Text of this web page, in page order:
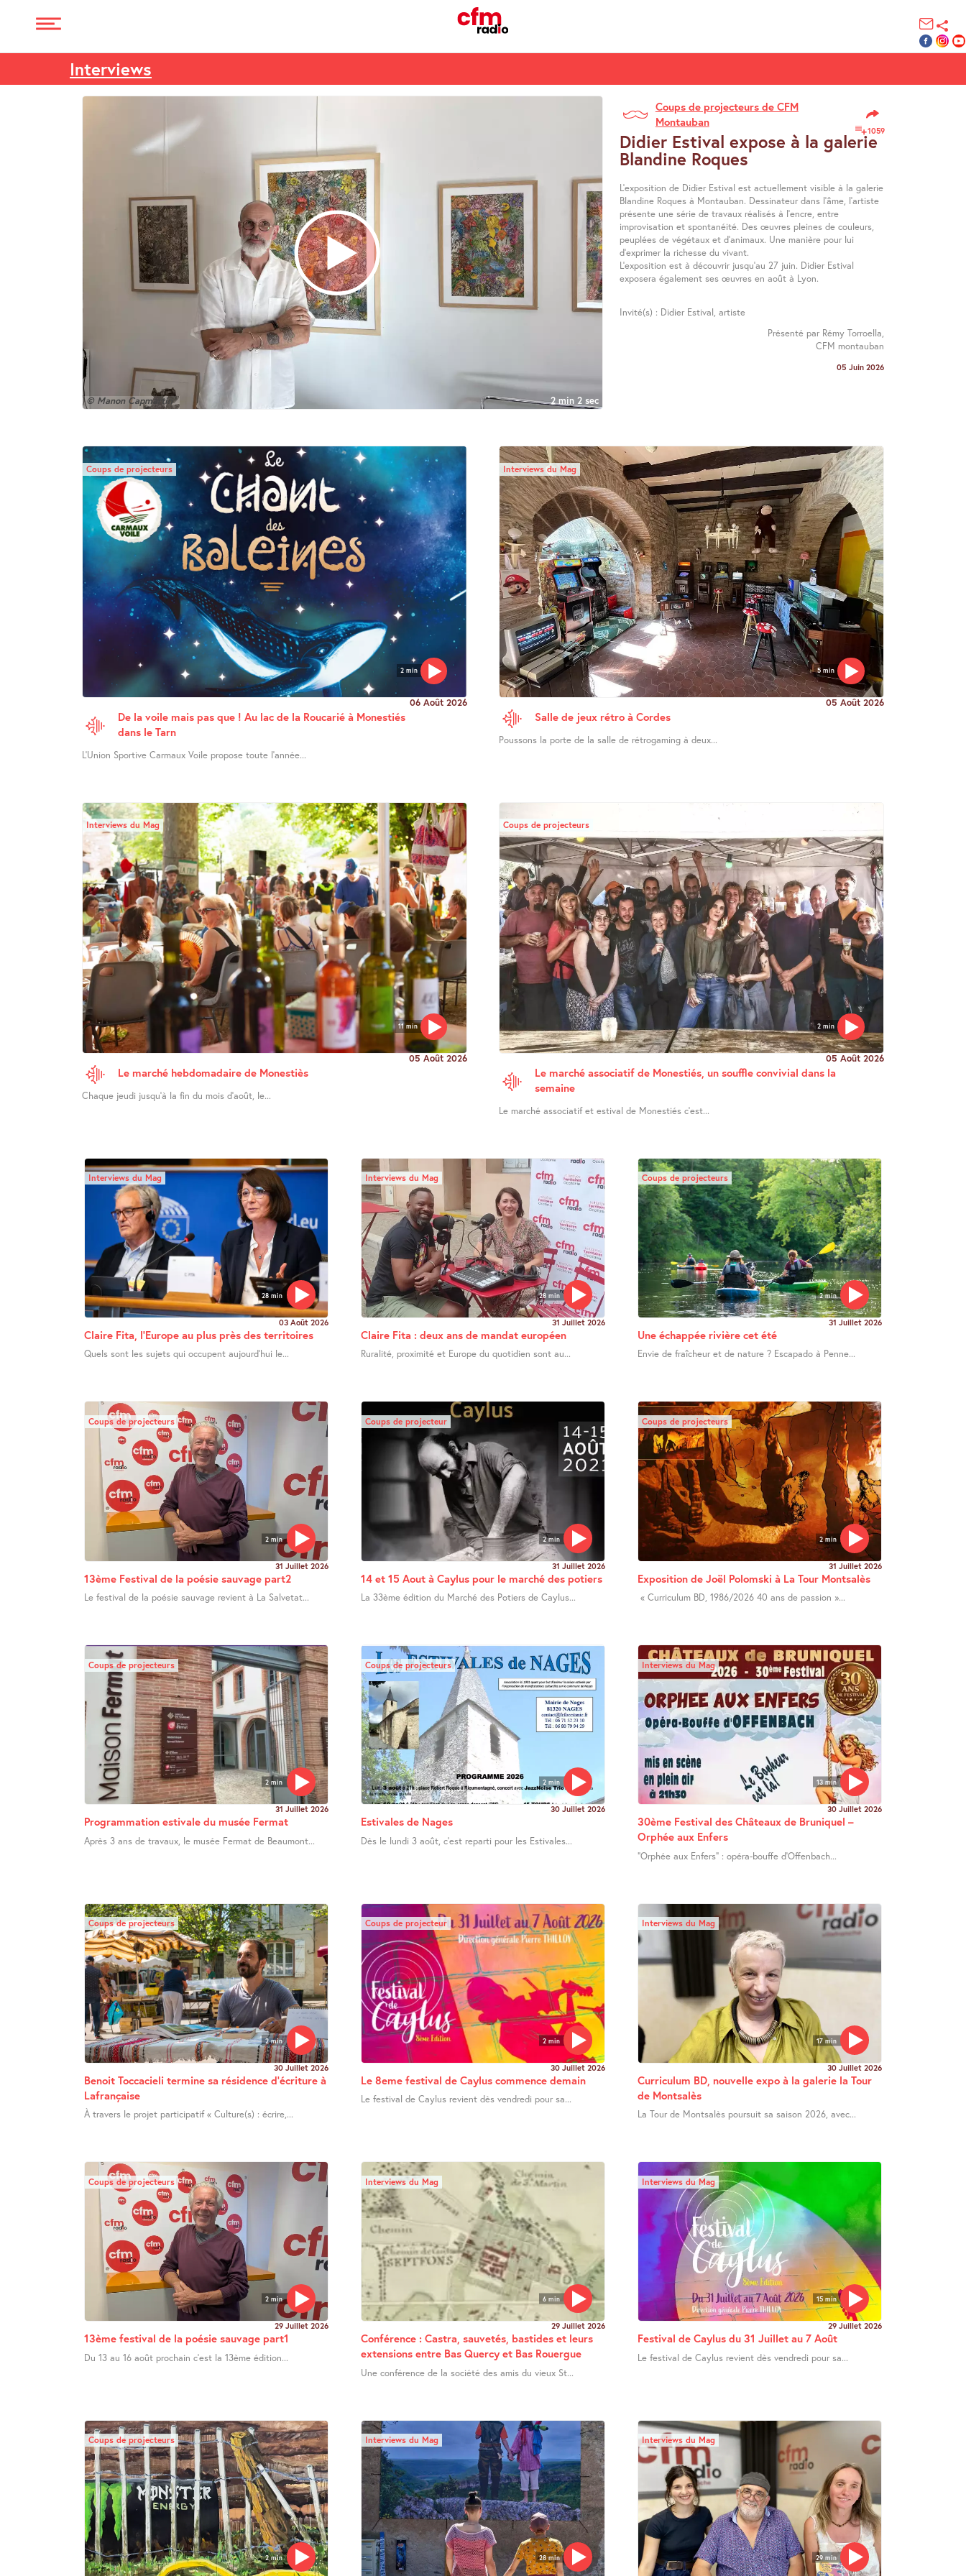
Interviews
© Manon Capmartin 2 min 2 sec
Coups de projecteurs de CFM
Montauban
1059
Didier Estival expose à la galerie
Blandine Roques
L’exposition de Didier Estival est actuellement visible à la galerie
Blandine Roques à Montauban. Dessinateur dans l’âme, l’artiste
présente une série de travaux réalisés à l’encre, entre
improvisation et spontanéité. Des œuvres pleines de couleurs,
peuplées de végétaux et d’animaux. Une manière pour lui
d’exprimer la richesse du vivant.
L’exposition est à découvrir jusqu’au 27 juin. Didier Estival
exposera également ses œuvres en août à Lyon.
Invité(s) : Didier Estival, artiste
Présenté par Rémy Torroella,
CFM montauban
05 Juin 2026
2 min
Coups de projecteurs
06 Août 2026
De la voile mais pas que ! Au lac de la Roucarié à Monestiés
dans le Tarn
L’Union Sportive Carmaux Voile propose toute l’année...
5 min
Interviews du Mag
05 Août 2026
Salle de jeux rétro à Cordes
Poussons la porte de la salle de rétrogaming à deux...
11 min
Interviews du Mag
05 Août 2026
Le marché hebdomadaire de Monestiès
Chaque jeudi jusqu’à la fin du mois d’août, le...
2 min
Coups de projecteurs
05 Août 2026
Le marché associatif de Monestiés, un souffle convivial dans la
semaine
Le marché associatif et estival de Monestiés c’est...
28 min
Interviews du Mag
03 Août 2026
Claire Fita, l’Europe au plus près des territoires
Quels sont les sujets qui occupent aujourd’hui le...
28 min
Interviews du Mag
31 Juillet 2026
Claire Fita : deux ans de mandat européen
Ruralité, proximité et Europe du quotidien sont au...
2 min
Coups de projecteurs
31 Juillet 2026
Une échappée rivière cet été
Envie de fraîcheur et de nature ? Escapado à Penne...
2 min
Coups de projecteurs
31 Juillet 2026
13ème Festival de la poésie sauvage part2
Le festival de la poésie sauvage revient à La Salvetat...
2 min
Coups de projecteur
31 Juillet 2026
14 et 15 Aout à Caylus pour le marché des potiers
La 33ème édition du Marché des Potiers de Caylus...
2 min
Coups de projecteurs
31 Juillet 2026
Exposition de Joël Polomski à La Tour Montsalès
« Curriculum BD, 1986/2026 40 ans de passion »...
2 min
Coups de projecteurs
31 Juillet 2026
Programmation estivale du musée Fermat
Après 3 ans de travaux, le musée Fermat de Beaumont...
2 min
Coups de projecteurs
30 Juillet 2026
Estivales de Nages
Dès le lundi 3 août, c’est reparti pour les Estivales...
13 min
Interviews du Mag
30 Juillet 2026
30ème Festival des Châteaux de Bruniquel –
Orphée aux Enfers
"Orphée aux Enfers" : opéra-bouffe d’Offenbach...
2 min
Coups de projecteurs
30 Juillet 2026
Benoit Toccacieli termine sa résidence d’écriture à
Lafrançaise
À travers le projet participatif « Culture(s) : écrire,...
2 min
Coups de projecteur
30 Juillet 2026
Le 8eme festival de Caylus commence demain
Le festival de Caylus revient dès vendredi pour sa...
17 min
Interviews du Mag
30 Juillet 2026
Curriculum BD, nouvelle expo à la galerie la Tour
de Montsalès
La Tour de Montsalès poursuit sa saison 2026, avec...
2 min
Coups de projecteurs
29 Juillet 2026
13ème festival de la poésie sauvage part1
Du 13 au 16 août prochain c’est la 13ème édition...
6 min
Interviews du Mag
29 Juillet 2026
Conférence : Castra, sauvetés, bastides et leurs
extensions entre Bas Quercy et Bas Rouergue
Une conférence de la société des amis du vieux St...
15 min
Interviews du Mag
29 Juillet 2026
Festival de Caylus du 31 Juillet au 7 Août
Le festival de Caylus revient dès vendredi pour sa...
2 min
Coups de projecteurs
28 min
Interviews du Mag
29 min
Interviews du Mag